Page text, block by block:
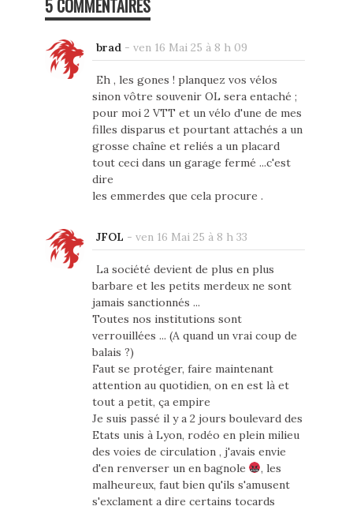
5 COMMENTAIRES
brad- ven 16 Mai 25 à 8 h 09
Eh , les gones ! planquez vos vélos
sinon vôtre souvenir OL sera entaché ;
pour moi 2 VTT et un vélo d'une de mes
filles disparus et pourtant attachés a un
grosse chaîne et reliés a un placard
tout ceci dans un garage fermé ...c'est
dire
les emmerdes que cela procure .
JFOL - ven 16 Mai 25 à 8 h 33
La société devient de plus en plus
barbare et les petits merdeux ne sont
jamais sanctionnés ...
Toutes nos institutions sont
verrouillées ... (A quand un vrai coup de
balais ?)
Faut se protéger, faire maintenant
attention au quotidien, on en est là et
tout a petit, ça empire
Je suis passé il y a 2 jours boulevard des
Etats unis à Lyon, rodéo en plein milieu
des voies de circulation , j'avais envie
d'en renverser un en bagnole
, les
malheureux, faut bien qu'ils s'amusent
s'exclament a dire certains tocards